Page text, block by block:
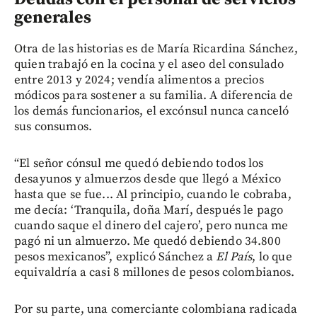
generales
Otra de las historias es de María Ricardina Sánchez,
quien trabajó en la cocina y el aseo del consulado
entre 2013 y 2024; vendía alimentos a precios
módicos para sostener a su familia. A diferencia de
los demás funcionarios, el excónsul nunca canceló
sus consumos.
“El señor cónsul me quedó debiendo todos los
desayunos y almuerzos desde que llegó a México
hasta que se fue... Al principio, cuando le cobraba,
me decía: ‘Tranquila, doña Marí, después le pago
cuando saque el dinero del cajero’, pero nunca me
pagó ni un almuerzo. Me quedó debiendo 34.800
pesos mexicanos”, explicó Sánchez aEl País, lo que
equivaldría a casi 8 millones de pesos colombianos.
Por su parte, una comerciante colombiana radicada